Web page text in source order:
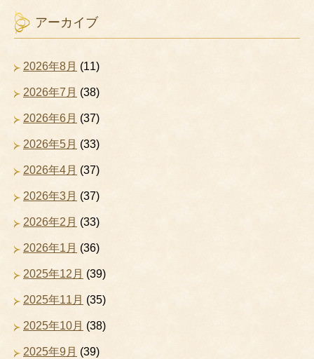
アーカイブ
2026年8月 (11)
2026年7月 (38)
2026年6月 (37)
2026年5月 (33)
2026年4月 (37)
2026年3月 (37)
2026年2月 (33)
2026年1月 (36)
2025年12月 (39)
2025年11月 (35)
2025年10月 (38)
2025年9月 (39)